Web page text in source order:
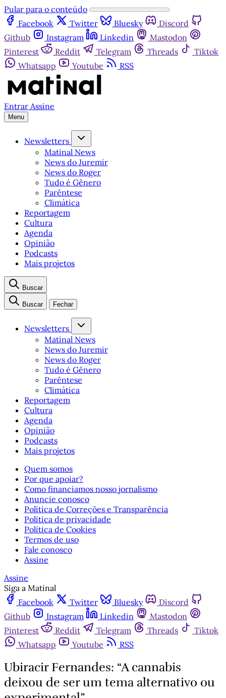
Pular para o conteúdo
Facebook
Twitter Bluesky
Discord
Github
Instagram Linkedin
Mastodon
Pinterest
Reddit Telegram Threads
Tiktok
Whatsapp
Youtube RSS
Entrar Assine
Menu
Newsletters
Matinal News
News do Juremir
News do Roger
Tudo é Gênero
Parêntese
Climática
Reportagem
Cultura
Agenda
Opinião
Podcasts
Mais projetos
Buscar
Buscar Fechar
Newsletters
Matinal News
News do Juremir
News do Roger
Tudo é Gênero
Parêntese
Climática
Reportagem
Cultura
Agenda
Opinião
Podcasts
Mais projetos
Quem somos
Por que apoiar?
Como financiamos nosso jornalismo
Anuncie conosco
Política de Correções e Transparência
Política de privacidade
Política de Cookies
Termos de uso
Fale conosco
Assine
Assine
Siga a Matinal
Facebook
Twitter Bluesky
Discord
Github
Instagram Linkedin
Mastodon
Pinterest
Reddit Telegram Threads
Tiktok
Whatsapp
Youtube RSS
Ubiracir Fernandes: “A cannabis
deixou de ser um tema alternativo ou